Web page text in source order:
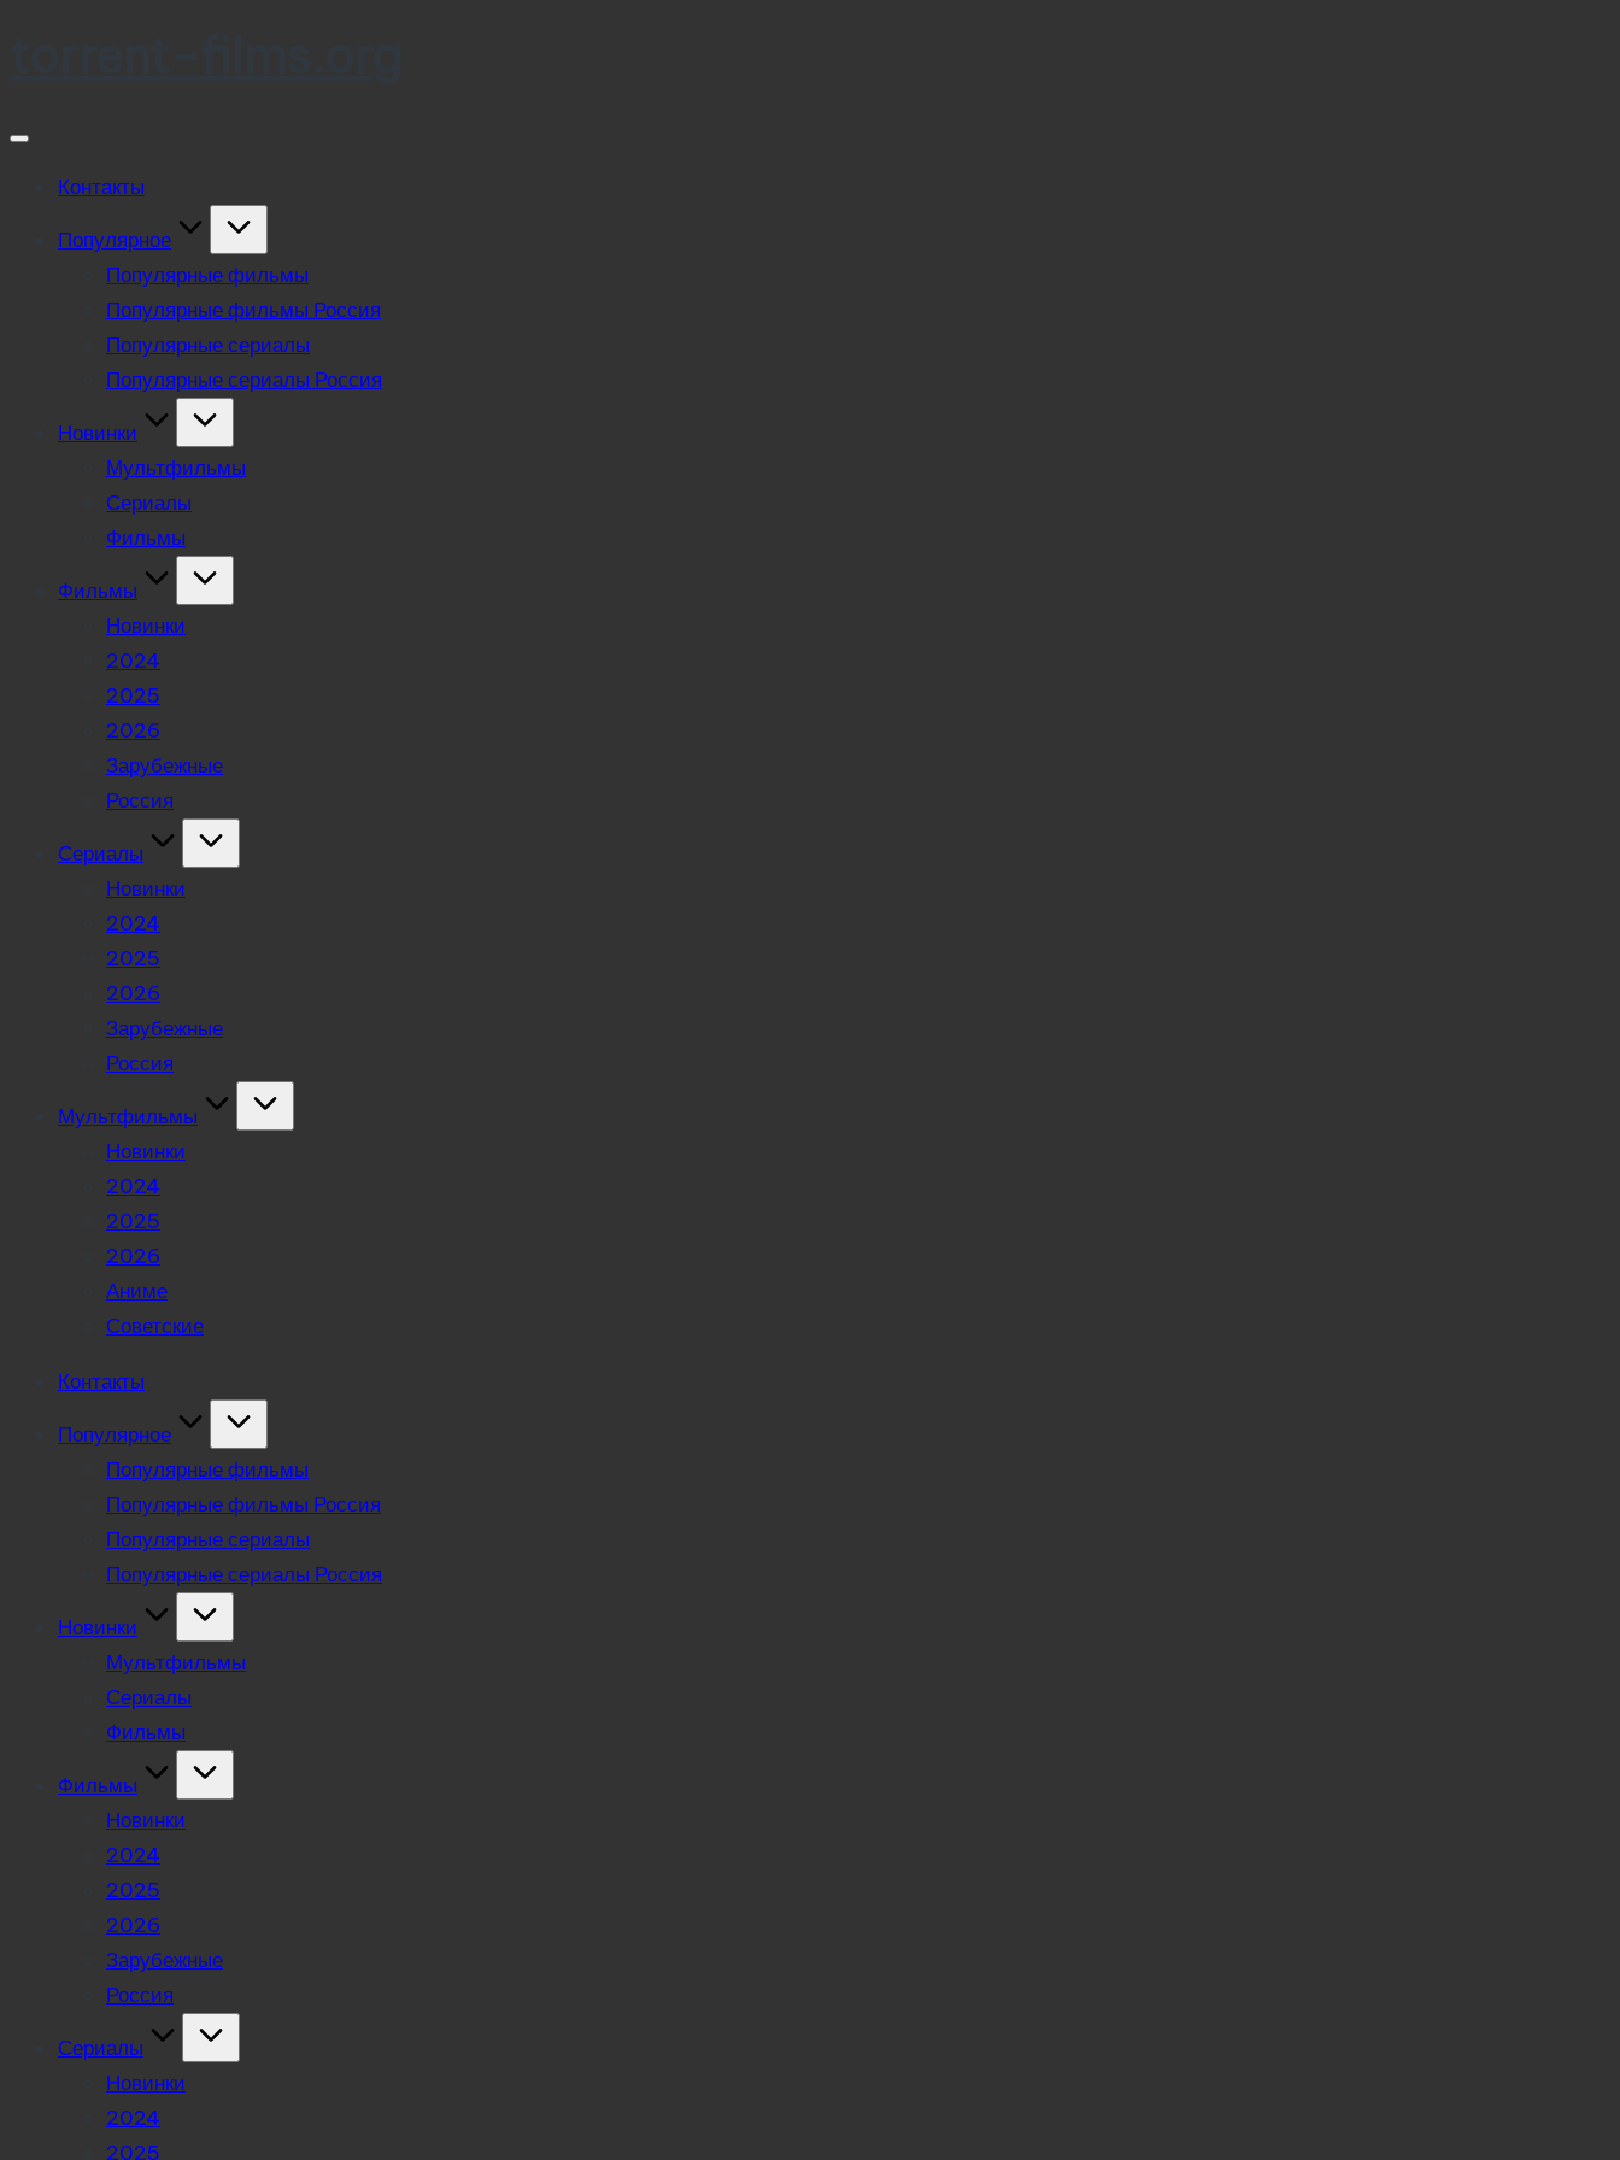
Контакты
Популярное
Популярные фильмы
Популярные фильмы Россия
Популярные сериалы
Популярные сериалы Россия
Новинки
Мультфильмы
Сериалы
Фильмы
Фильмы
Новинки
2024
2025
2026
Зарубежные
Россия
Сериалы
Новинки
2024
2025
2026
Зарубежные
Россия
Мультфильмы
Новинки
2024
2025
2026
Аниме
Советские
Контакты
Популярное
Популярные фильмы
Популярные фильмы Россия
Популярные сериалы
Популярные сериалы Россия
Новинки
Мультфильмы
Сериалы
Фильмы
Фильмы
Новинки
2024
2025
2026
Зарубежные
Россия
Сериалы
Новинки
2024
2025